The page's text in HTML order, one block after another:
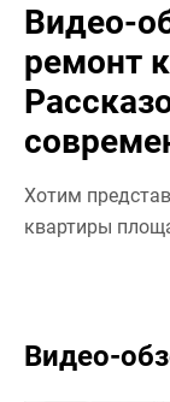
Видео-
ремонт
Хотим
квартиры
Видео-